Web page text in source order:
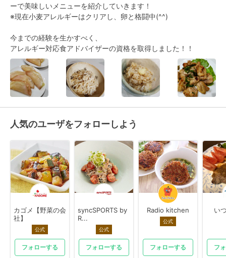
ーで美味しいメニューを紹介していきます！
※現在小麦アレルギーはクリアし、卵と格闘中(^^)
今までの経験を生かすべく、
アレルギー対応食アドバイザーの資格を取得しました！！
人気のユーザをフォローしよう
カゴメ【野菜の会
社】
公式
フォローする
syncSPORTS by
R...
公式
フォローする
Radio kitchen
公式
フォローする
い
フ